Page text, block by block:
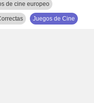
de cine europeo
Juegos de Cine